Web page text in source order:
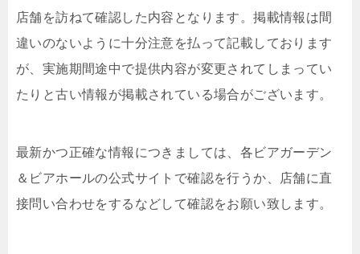
店舗を訪ねて確認した内容となります。掲載情報は間
違いのないように十分注意を払って記載しております
が、実施期間途中で提供内容が変更されてしまってい
たりと古い情報が掲載されている場合がございます。
最新かつ正確な情報につきましては、各ビアガーデン
＆ビアホールの公式サイトで確認を行うか、店舗に直
接問い合わせをするなどして確認をお願い致します。